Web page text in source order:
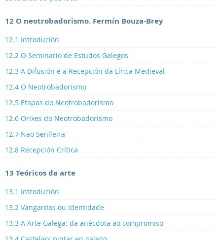
12 O neotrobadorismo. Fermín Bouza-Brey
12.1 Introdución
12.2 O Seminario de Estudos Galegos
12.3 A Difusión e a Recepción da Lírica Medieval
12.4 O Neotrobadorismo
12.5 Etapas do Neotrobadorismo
12.6 Orixes do Neotrobadorismo
12.7 Nao Senlleira
12.8 Recepción Crítica
13 Teóricos da arte
13.1 Introdución
13.2 Vangardas ou Identidade
13.3 A Arte Galega: da anécdota ao compromiso